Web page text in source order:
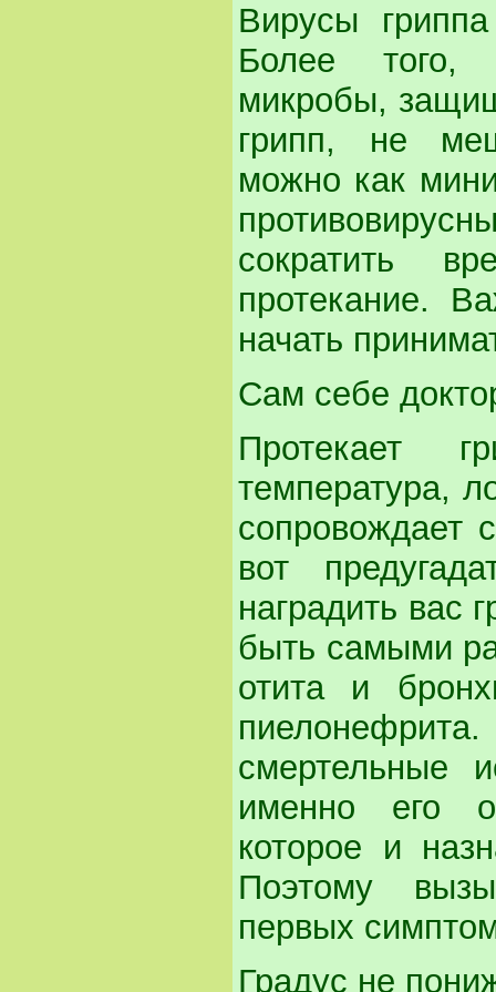
Вирусы
Более того,
микробы,
грипп, не
можно как
сократить
протекание.
начать
Сам себе
Протекает
температура,
сопровождает
вот
наградить вас
быть самыми
отита и
смертельные
именно его
которое и
Поэтому
первых
Градус не